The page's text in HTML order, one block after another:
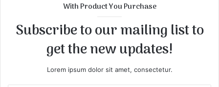
With Product You Purchase
Subscribe to our mailing list to
get the new updates!
Lorem ipsum dolor sit amet, consectetur.